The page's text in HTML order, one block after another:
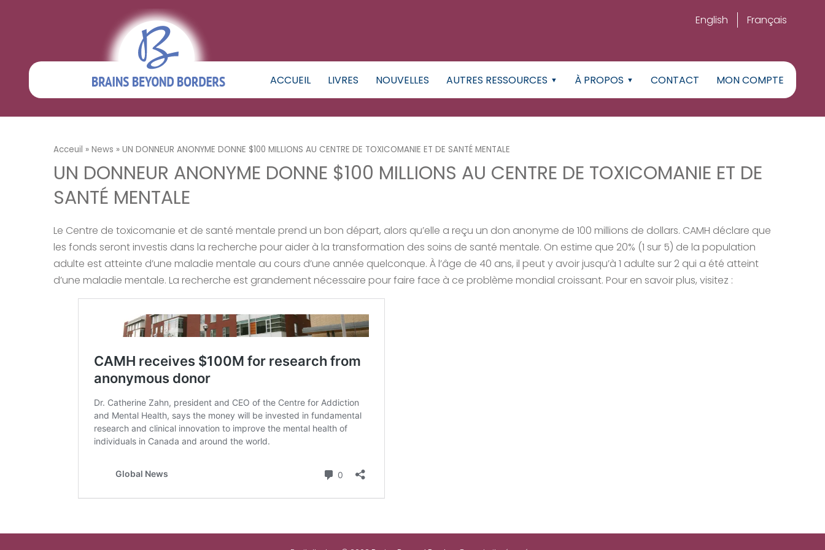
English Français
ACCUEIL LIVRES NOUVELLES AUTRES RESSOURCES À PROPOS CONTACT MON COMPTE
Acceuil » News » UN DONNEUR ANONYME DONNE $100 MILLIONS AU CENTRE DE TOXICOMANIE ET DE SANTÉ MENTALE
UN DONNEUR ANONYME DONNE $100 MILLIONS AU CENTRE DE TOXICOMANIE ET DE
SANTÉ MENTALE
Le Centre de toxicomanie et de santé mentale prend un bon départ, alors qu’elle a reçu un don anonyme de 100 millions de dollars. CAMH déclare que
les fonds seront investis dans la recherche pour aider à la transformation des soins de santé mentale. On estime que 20% (1 sur 5) de la population
adulte est atteinte d’une maladie mentale au cours d’une année quelconque. À l’âge de 40 ans, il peut y avoir jusqu’à 1 adulte sur 2 qui a été atteint
d’une maladie mentale. La recherche est grandement nécessaire pour faire face à ce problème mondial croissant. Pour en savoir plus, visitez :